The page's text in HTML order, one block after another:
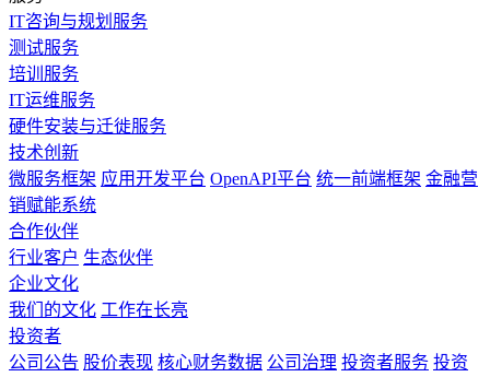
IT咨询与规划服务
测试服务
培训服务
IT运维服务
硬件安装与迁徙服务
技术创新
微服务框架 应用开发平台 OpenAPI平台 统一前端框架 金融营
销赋能系统
合作伙伴
行业客户 生态伙伴
企业文化
我们的文化 工作在长亮
投资者
公司公告 股价表现 核心财务数据 公司治理 投资者服务 投资